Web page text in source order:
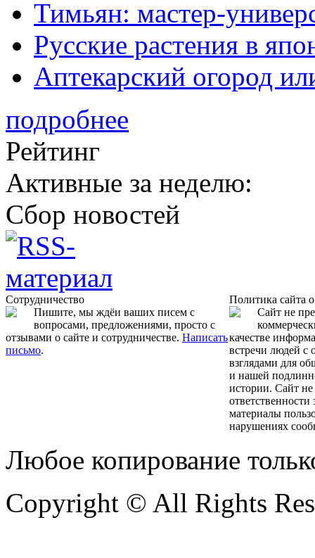
Тимьян: мастер-
Русские растения в
Аптекарский огород
подробнее
Рейтинг
Активные за неделю:
Сбор новостей
Сотрудничество
Пишите, мы ждёи ваших писем с
вопросами, предложениями, просто с
отзывами о сайте и сотрудничестве. Написать
письмо.
Политика сайта
Сайт не
качестве
встречи людей с
взглядами для
и нашей
истории. Сайт не
материалы
нарушениях
Любое копирование
Copyright © All Rights